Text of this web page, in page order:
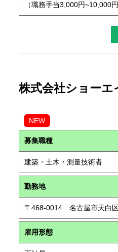
（職務手当3,000円~10,000
株式会社ショーエ
NEW
募集職種
建築・土木・測量技術者
勤務地
〒468-0014 名古屋市天白
雇用形態